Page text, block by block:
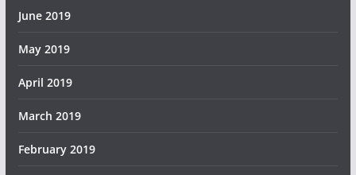
June 2019
May 2019
April 2019
March 2019
February 2019